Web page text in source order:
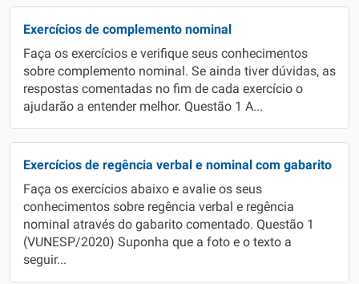
Exercícios de complemento nominal
Faça os exercícios e verifique seus conhecimentos
sobre complemento nominal. Se ainda tiver dúvidas, as
respostas comentadas no fim de cada exercício o
ajudarão a entender melhor. Questão 1 A...
Exercícios de regência verbal e nominal com gabarito
Faça os exercícios abaixo e avalie os seus
conhecimentos sobre regência verbal e regência
nominal através do gabarito comentado. Questão 1
(VUNESP/2020) Suponha que a foto e o texto a
seguir...